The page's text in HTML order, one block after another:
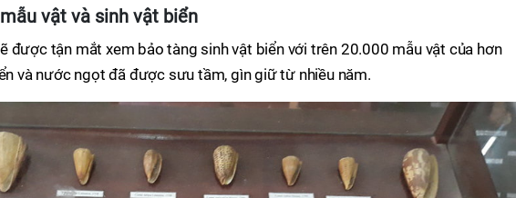
vật và sinh vật biển
được tận mắt xem bảo tàng sinh vật biển với trên 20.000 mẫu vật của hơn
và nước ngọt đã được sưu tầm, gìn giữ từ nhiều năm.